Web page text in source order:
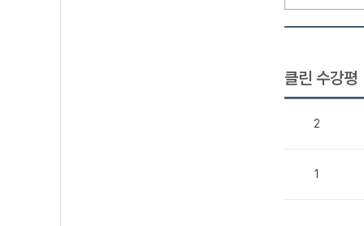
클린 수강평
2
1